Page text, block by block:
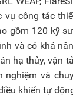
công tác
gồm 120 kỹ
và có khả
hạ thủy, vận
và
khiển tự